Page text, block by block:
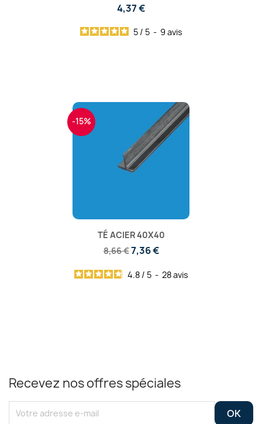
4,37 €
5 / 5 - 9 avis
TÉ ACIER 40X40
8,66 €7,36 €
4.8 / 5 - 28avis
-15%
Recevez nos offres spéciales